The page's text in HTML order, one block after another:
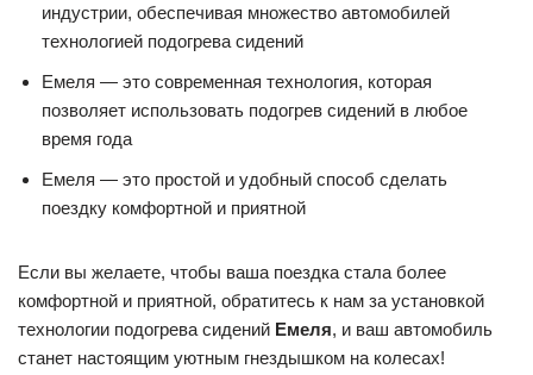
индустрии, обеспечивая множество автомобилей
технологией подогрева сидений
Емеля — это современная технология, которая
позволяет использовать подогрев сидений в любое
время года
Емеля — это простой и удобный способ сделать
поездку комфортной и приятной
Если вы желаете, чтобы ваша поездка стала более
комфортной и приятной, обратитесь к нам за установкой
технологии подогрева сидений Емеля, и ваш автомобиль
станет настоящим уютным гнездышком на колесах!